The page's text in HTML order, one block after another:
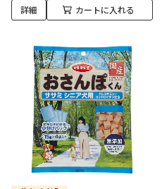
詳細 カートに入れる